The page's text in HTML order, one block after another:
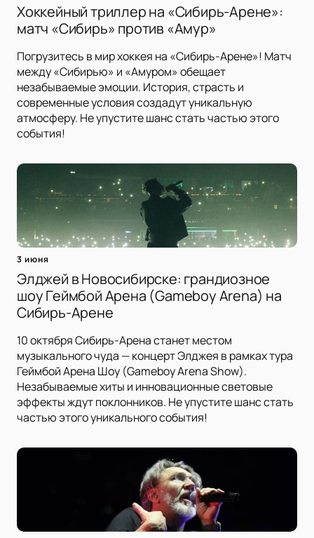
Хоккейный триллер на «Сибирь-Арене»:
матч «Сибирь» против «Амур»
Погрузитесь в мир хоккея на «Сибирь-Арене»! Матч
между «Сибирью» и «Амуром» обещает
незабываемые эмоции. История, страсть и
современные условия создадут уникальную
атмосферу. Не упустите шанс стать частью этого
события!
3 июня
Элджей в Новосибирске: грандиозное
шоу Геймбой Арена (Gameboy Arena) на
Сибирь-Арене
10 октября Сибирь-Арена станет местом
музыкального чуда — концерт Элджея в рамках тура
Геймбой Арена Шоу (Gameboy Arena Show).
Незабываемые хиты и инновационные световые
эффекты ждут поклонников. Не упустите шанс стать
частью этого уникального события!